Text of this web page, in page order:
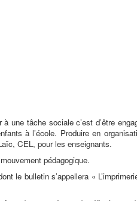
une tâche sociale c’est d’être
à l’école. Produire en
CEL, pour les enseignants.
pédagogique.
le bulletin s’appellera «